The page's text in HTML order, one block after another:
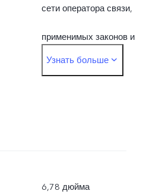
сети оператора связи,
применимых законов и
норм, поддержки
Узнать больше
6,78 дюйма